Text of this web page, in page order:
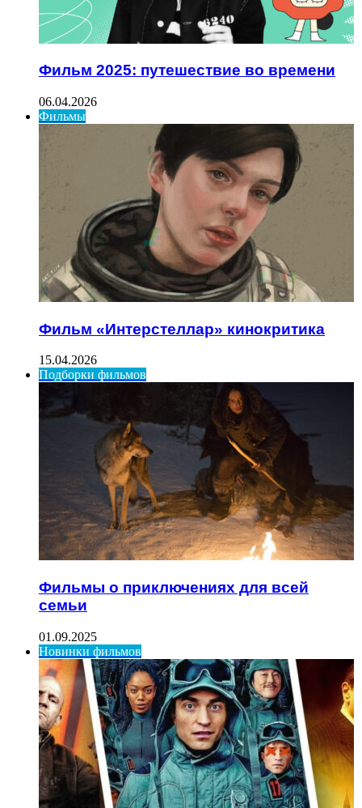
Фильм 2025: путешествие во времени
06.04.2026
Фильмы
Фильм «Интерстеллар» кинокритика
15.04.2026
Подборки фильмов
Фильмы о приключениях для всей
семьи
01.09.2025
Новинки фильмов